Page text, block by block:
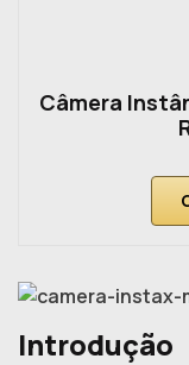
Câmera
Introdução